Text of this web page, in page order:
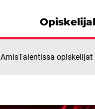
AmisTalentissa